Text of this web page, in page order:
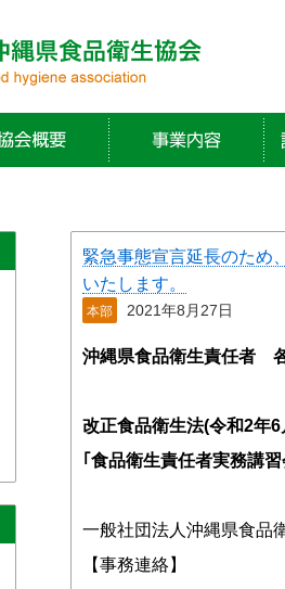
緊急事態宣言延長のため
いたします。
本部 2021年8月27日
沖縄県食品衛生責任者
改正食品衛生法(令和2年6
｢食品衛生責任者実務講
一般社団法人沖縄県食品
【事務連絡】